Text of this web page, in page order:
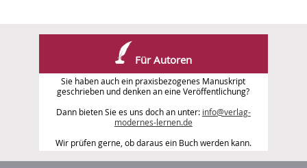
Für Autoren
Sie haben auch ein praxisbezogenes Manuskript
geschrieben und denken an eine Veröffentlichung?
Dann bieten Sie es uns doch an unter: info@verlag-
modernes-lernen.de
Wir prüfen gerne, ob daraus ein Buch werden kann.